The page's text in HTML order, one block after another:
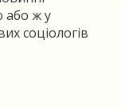
або ж у
соціологів